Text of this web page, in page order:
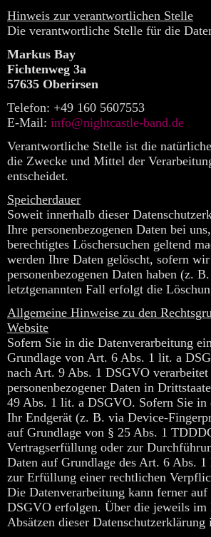
Hinweis zur verantwortlichen Stelle
Die verantwortliche Stelle für die
Markus Bay
Fichtenweg 3a
57635 Oberirsen
Telefon: +49 160 5607553
E-Mail: info@nightcastle-band.de
Verantwortliche Stelle ist die
die Zwecke und Mittel der
entscheidet.
Speicherdauer
Soweit innerhalb dieser
Ihre personenbezogenen Daten bei
berechtigtes Löschersuchen geltend
werden Ihre Daten gelöscht, sofern
personenbezogenen Daten haben (z.
letztgenannten Fall erfolgt die
Allgemeine Hinweise zu den
Website
Sofern Sie in die Datenverarbeitung
Grundlage von Art. 6 Abs. 1 lit. a
nach Art. 9 Abs. 1 DSGVO
personenbezogener Daten in
49 Abs. 1 lit. a DSGVO. Sofern Sie
Ihr Endgerät (z. B. via Device-
auf Grundlage von § 25 Abs. 1
Vertragserfüllung oder zur
Daten auf Grundlage des Art. 6 Abs.
zur Erfüllung einer rechtlichen
Die Datenverarbeitung kann ferner
DSGVO erfolgen. Über die jeweils im
Absätzen dieser